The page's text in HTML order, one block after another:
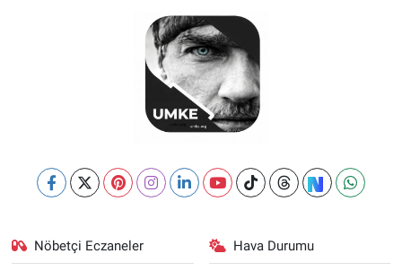
Nöbetçi Eczaneler Hava Durumu